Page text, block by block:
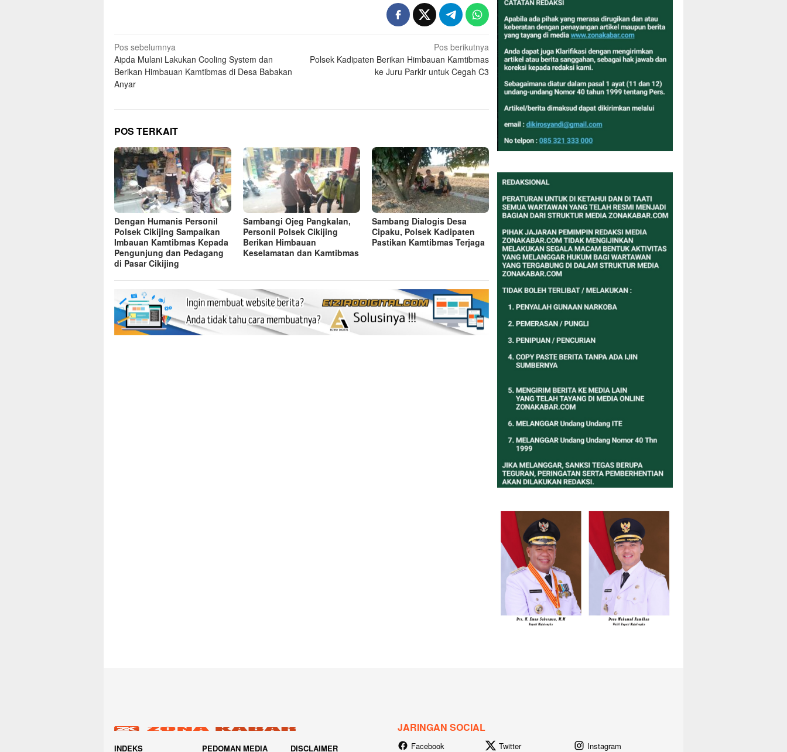
Navigasi
pos
Pos sebelumnya
Aipda Mulani Lakukan Cooling System dan
Berikan Himbauan Kamtibmas di Desa Babakan
Anyar
Pos berikutnya
Polsek Kadipaten Berikan Himbauan Kamtibmas
ke Juru Parkir untuk Cegah C3
POS TERKAIT
Dengan Humanis Personil
Polsek Cikijing Sampaikan
Imbauan Kamtibmas Kepada
Pengunjung dan Pedagang
di Pasar Cikijing
Sambangi Ojeg Pangkalan,
Personil Polsek Cikijing
Berikan Himbauan
Keselamatan dan Kamtibmas
Sambang Dialogis Desa
Cipaku, Polsek Kadipaten
Pastikan Kamtibmas Terjaga
INDEKS PEDOMAN MEDIA DISCLAIMER
JARINGAN SOCIAL
Facebook Twitter Instagram